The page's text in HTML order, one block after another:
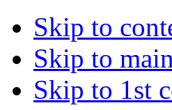
Skip to
Skip to
Skip to 1st